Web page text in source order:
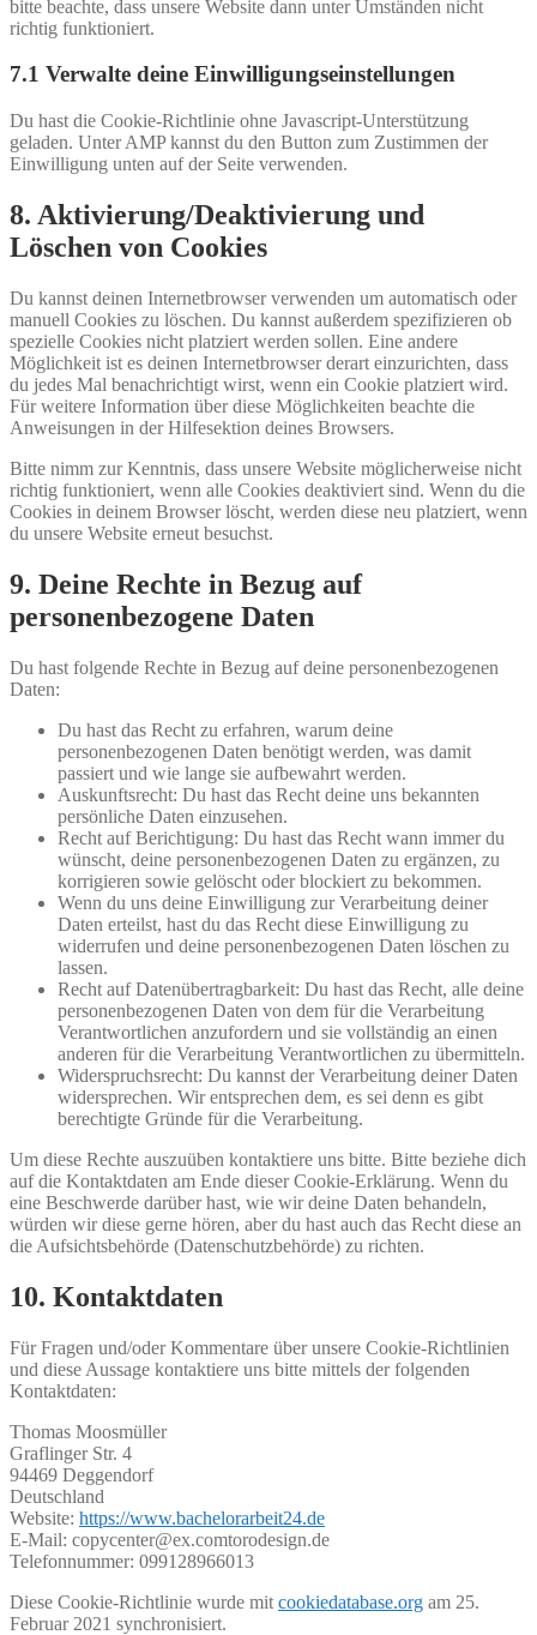
bitte beachte, dass unsere Website dann unter Umständen nicht
richtig funktioniert.
7.1 Verwalte deine Einwilligungseinstellungen
Du hast die Cookie-Richtlinie ohne Javascript-Unterstützung
geladen. Unter AMP kannst du den Button zum Zustimmen der
Einwilligung unten auf der Seite verwenden.
8. Aktivierung/Deaktivierung und
Löschen von Cookies
Du kannst deinen Internetbrowser verwenden um automatisch oder
manuell Cookies zu löschen. Du kannst außerdem spezifizieren ob
spezielle Cookies nicht platziert werden sollen. Eine andere
Möglichkeit ist es deinen Internetbrowser derart einzurichten, dass
du jedes Mal benachrichtigt wirst, wenn ein Cookie platziert wird.
Für weitere Information über diese Möglichkeiten beachte die
Anweisungen in der Hilfesektion deines Browsers.
Bitte nimm zur Kenntnis, dass unsere Website möglicherweise nicht
richtig funktioniert, wenn alle Cookies deaktiviert sind. Wenn du die
Cookies in deinem Browser löscht, werden diese neu platziert, wenn
du unsere Website erneut besuchst.
9. Deine Rechte in Bezug auf
personenbezogene Daten
Du hast folgende Rechte in Bezug auf deine personenbezogenen
Daten:
Du hast das Recht zu erfahren, warum deine
personenbezogenen Daten benötigt werden, was damit
passiert und wie lange sie aufbewahrt werden.
Auskunftsrecht: Du hast das Recht deine uns bekannten
persönliche Daten einzusehen.
Recht auf Berichtigung: Du hast das Recht wann immer du
wünscht, deine personenbezogenen Daten zu ergänzen, zu
korrigieren sowie gelöscht oder blockiert zu bekommen.
Wenn du uns deine Einwilligung zur Verarbeitung deiner
Daten erteilst, hast du das Recht diese Einwilligung zu
widerrufen und deine personenbezogenen Daten löschen zu
lassen.
Recht auf Datenübertragbarkeit: Du hast das Recht, alle deine
personenbezogenen Daten von dem für die Verarbeitung
Verantwortlichen anzufordern und sie vollständig an einen
anderen für die Verarbeitung Verantwortlichen zu übermitteln.
Widerspruchsrecht: Du kannst der Verarbeitung deiner Daten
widersprechen. Wir entsprechen dem, es sei denn es gibt
berechtigte Gründe für die Verarbeitung.
Um diese Rechte auszuüben kontaktiere uns bitte. Bitte beziehe dich
auf die Kontaktdaten am Ende dieser Cookie-Erklärung. Wenn du
eine Beschwerde darüber hast, wie wir deine Daten behandeln,
würden wir diese gerne hören, aber du hast auch das Recht diese an
die Aufsichtsbehörde (Datenschutzbehörde) zu richten.
10. Kontaktdaten
Für Fragen und/oder Kommentare über unsere Cookie-Richtlinien
und diese Aussage kontaktiere uns bitte mittels der folgenden
Kontaktdaten:
Thomas Moosmüller
Graflinger Str. 4
94469 Deggendorf
Deutschland
Website: https://www.bachelorarbeit24.de
E-Mail: copycenter@ex.comtorodesign.de
Telefonnummer: 099128966013
Diese Cookie-Richtlinie wurde mit cookiedatabase.org am 25.
Februar 2021 synchronisiert.